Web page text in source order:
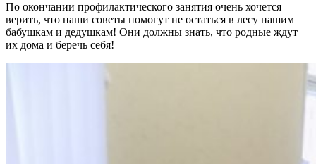
По окончании профилактического занятия очень хочется
верить, что наши советы помогут не остаться в лесу нашим
бабушкам и дедушкам! Они должны знать, что родные ждут
их дома и беречь себя!